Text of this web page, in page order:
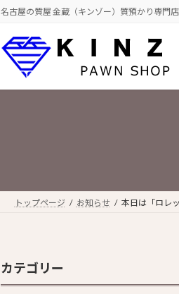
名古屋の質屋 金蔵（キンゾー）質預かり専門
トップページ お知らせ 本日は「ロレ
カテゴリー